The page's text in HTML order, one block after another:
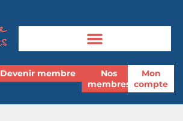
Devenir membre
Nos
membres
Mon
compte